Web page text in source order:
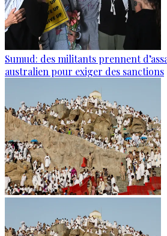
Sumud: des militants prennent
australien pour exiger des sanctions